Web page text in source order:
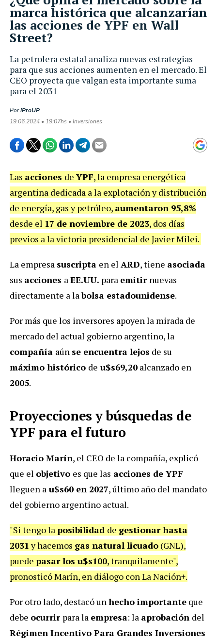
La petrolera estatal analiza nuevas estrategias
para que sus acciones aumenten en el mercado. El
CEO proyecta que valgan esta importante suma
para el 2031
PoriProUP
19.06.2024 • 19:07hs • Inversiones
marca histórica que alcanzarían
las acciones de YPF en Wall
Street?
Las acciones de YPF, la empresa energética
argentina dedicada a la explotación y distribución
de energía, gas y petróleo, aumentaron 95,8%
desde el 17 de noviembre de 2023, dos días
previos a la victoria presidencial de Javier Milei.
La empresa suscripta en el ARD, tiene asociada
sus acciones aEE.UU. para emitir nuevas
directamente a labolsa estadounidense.
Por más que los inversores apoyen la mirada de
mercado del actual gobierno argentino, la
compañía aún se encuentra lejos de su
máximo histórico de u$s69,20 alcanzado en
2005.
Proyecciones y búsquedas de
YPF para el futuro
Horacio Marín, el CEO de la compañía, explicó
que el objetivo es que las acciones de YPF
lleguen a u$s60 en 2027, último año del mandato
del gobierno argentino actual.
"Si tengo laposibilidad de gestionar hasta
2031y hacemos gas natural licuado (GNL),
puede pasar los u$s100, tranquilamente",
pronosticó Marín, en diálogo con La Nación+.
Por otro lado, destacó unhecho importante que
debe ocurrir para la empresa: la aprobación del
Régimen Incentivo Para Grandes Inversiones